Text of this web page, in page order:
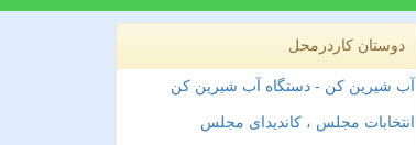
دوستان کاردرمحل
آب شیرین کن - دستگاه آب شیرین کن
انتخابات مجلس ، کاندیدای مجلس